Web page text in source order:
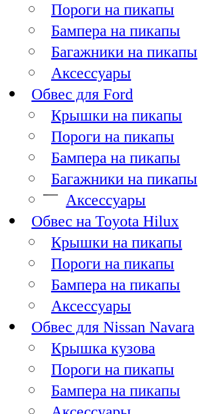
Пороги на пикапы
Бампера на пикапы
Багажники на пикапы
Аксессуары
Обвес для Ford
Крышки на пикапы
Пороги на пикапы
Бампера на пикапы
Багажники на пикапы
Аксессуары
Обвес на Toyota Hilux
Крышки на пикапы
Пороги на пикапы
Бампера на пикапы
Аксессуары
Обвес для Nissan Navara
Крышка кузова
Пороги на пикапы
Бампера на пикапы